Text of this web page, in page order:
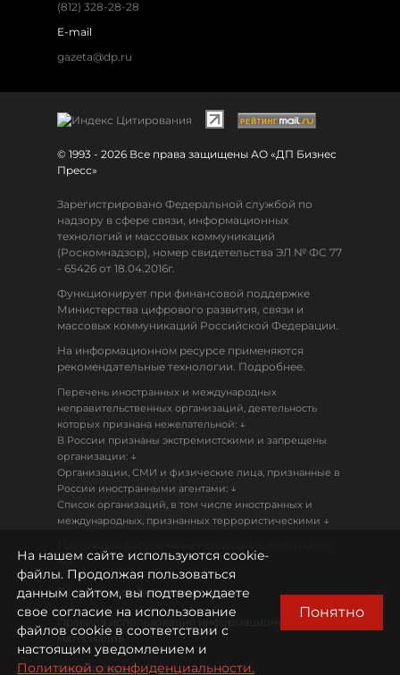
(812) 328-28-28
E-mail
gazeta@dp.ru
© 1993 - 2026 Все права защищены АО «ДП Бизнес
Пресс»
Зарегистрировано Федеральной службой по
надзору в сфере связи, информационных
технологий и массовых коммуникаций
(Роскомнадзор), номер свидетельства ЭЛ № ФС 77
- 65426 от 18.04.2016г.
Функционирует при финансовой поддержке
Министерства цифрового развития, связи и
массовых коммуникаций Российской Федерации.
На информационном ресурсе применяются
рекомендательные технологии. Подробнее.
Перечень иностранных и международных
неправительственных организаций, деятельность
которых признана нежелательной: ↓
В России признаны экстремистскими и запрещены
организации: ↓
Организации, СМИ и физические лица, признанные в
России иностранными агентами: ↓
Список организаций, в том числе иностранных и
международных, признанных террористическими ↓
18+
Политика конфиденциальности
Правила использования информационных
материалов
Охрана труда
На нашем сайте используются cookie-
файлы. Продолжая пользоваться
данным сайтом, вы подтверждаете
свое согласие на использование
файлов cookie в соответствии с
настоящим уведомлением и
Политикой о конфиденциальности.
Понятно